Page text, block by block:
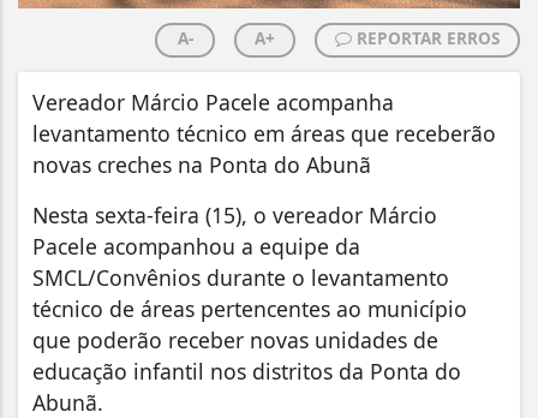
A- A+ REPORTAR ERROS
Vereador Márcio Pacele acompanha
levantamento técnico em áreas que receberão
novas creches na Ponta do Abunã
Nesta sexta-feira (15), o vereador Márcio
Pacele acompanhou a equipe da
SMCL/Convênios durante o levantamento
técnico de áreas pertencentes ao município
que poderão receber novas unidades de
educação infantil nos distritos da Ponta do
Abunã.